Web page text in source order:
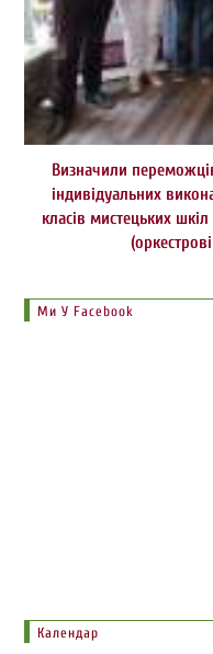
Визначили
індивідуальних
класів мистецьких шкіл
Ми У Facebook
Календар